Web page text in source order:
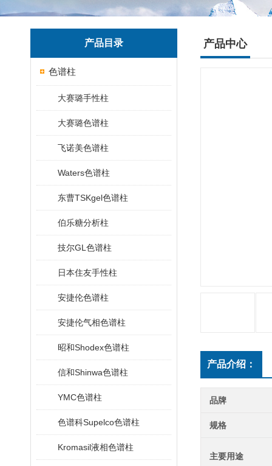
产品目录
色谱柱
大赛璐手性柱
大赛璐色谱柱
飞诺美色谱柱
Waters色谱柱
东曹TSKgel色谱柱
伯乐糖分析柱
技尔GL色谱柱
日本住友手性柱
安捷伦色谱柱
安捷伦气相色谱柱
昭和Shodex色谱柱
信和Shinwa色谱柱
YMC色谱柱
色谱科Supelco色谱柱
Kromasil液相色谱柱
产品中心
产品介绍：
品牌
规格
主要用途